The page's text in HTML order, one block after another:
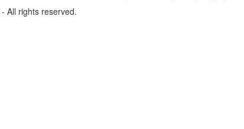
- All rights reserved.